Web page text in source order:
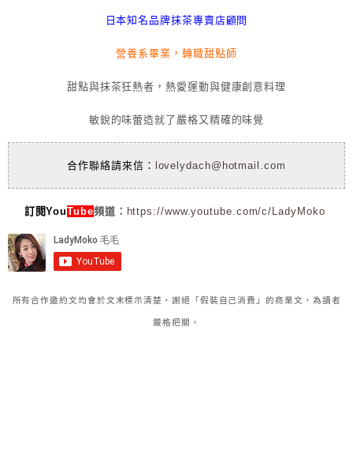
日本知名品牌抹茶專賣店顧問
營養系畢業，轉職甜點師
甜點與抹茶狂熱者，熱愛運動與健康創意料理
敏銳的味蕾造就了嚴格又精確的味覺
合作聯絡請來信： lovelydach@hotmail.com
訂閱YouTube頻道： https://www.youtube.com/c/LadyMoko
所有合作邀約文均會於文末標示清楚，謝絕「假裝自己消費」的商業文，為讀者
嚴格把關。